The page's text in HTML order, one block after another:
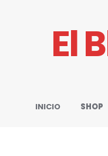
El
INICIO SHOP